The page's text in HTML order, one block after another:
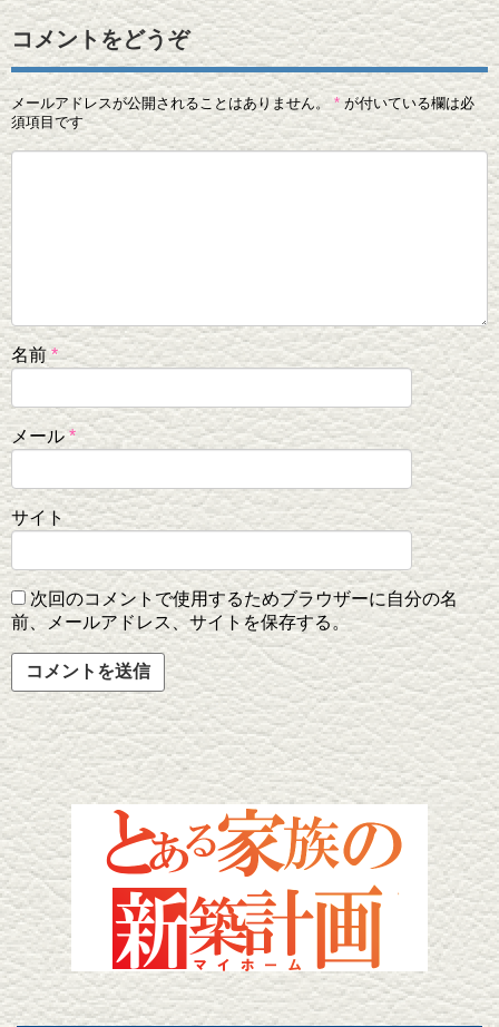
コメントをどうぞ
メールアドレスが公開されることはありません。 * が付いている欄は必
須項目です
名前*
メール*
サイト
次回のコメントで使用するためブラウザーに自分の名
前、メールアドレス、サイトを保存する。